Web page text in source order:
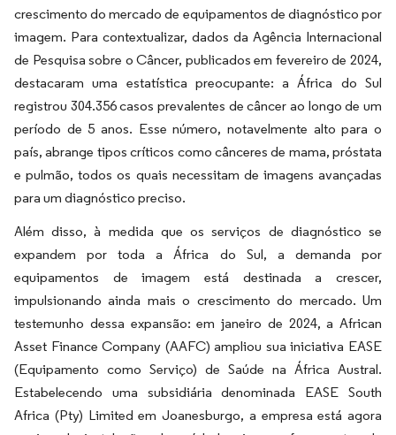
crescimento do mercado de equipamentos de diagnóstico por
imagem. Para contextualizar, dados da Agência Internacional
de Pesquisa sobre o Câncer, publicados em fevereiro de 2024,
destacaram uma estatística preocupante: a África do Sul
registrou 304.356 casos prevalentes de câncer ao longo de um
período de 5 anos. Esse número, notavelmente alto para o
país, abrange tipos críticos como cânceres de mama, próstata
e pulmão, todos os quais necessitam de imagens avançadas
para um diagnóstico preciso.
Além disso, à medida que os serviços de diagnóstico se
expandem por toda a África do Sul, a demanda por
equipamentos de imagem está destinada a crescer,
impulsionando ainda mais o crescimento do mercado. Um
testemunho dessa expansão: em janeiro de 2024, a African
Asset Finance Company (AAFC) ampliou sua iniciativa EASE
(Equipamento como Serviço) de Saúde na África Austral.
Estabelecendo uma subsidiária denominada EASE South
Africa (Pty) Limited em Joanesburgo, a empresa está agora